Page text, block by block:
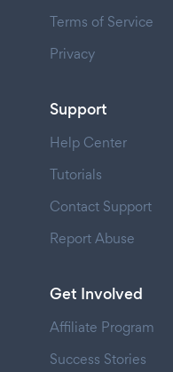
Terms of Service
Privacy
Support
Help Center
Tutorials
Contact Support
Report Abuse
Get Involved
Affiliate Program
Success Stories